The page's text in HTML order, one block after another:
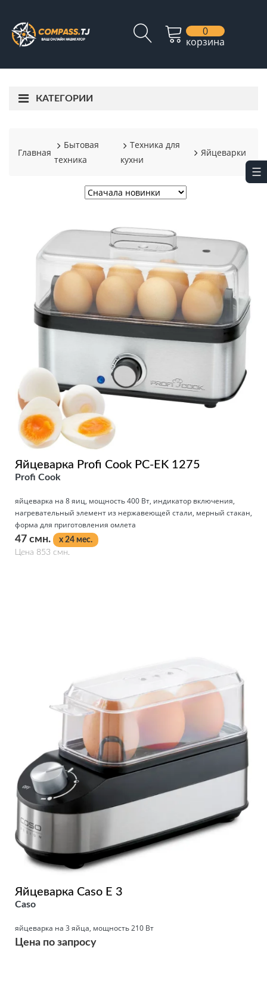
0
корзина
КАТЕГОРИИ
Главная
Бытовая
техника
Техника для
кухни
Яйцеварки
Яйцеварка Profi Cook PC-EK 1275
Profi Cook
яйцеварка на 8 яиц, мощность 400 Вт, индикатор включения,
нагревательный элемент из нержавеющей стали, мерный стакан,
форма для приготовления омлета
47 смн.
x 24 мес.
Цена 853 смн.
Яйцеварка Caso E 3
Caso
яйцеварка на 3 яйца, мощность 210 Вт
Цена по запросу